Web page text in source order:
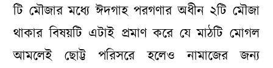
টি মৌজার মধ্যে ঈদগাহ পরগণার অধীন ২টি মৌজা
থাকার বিষয়টি এটাই প্রমাণ করে যে মাঠটি মোগল
আমলেই ছোট্ট পরিসরে হলেও নামাজের জন্য